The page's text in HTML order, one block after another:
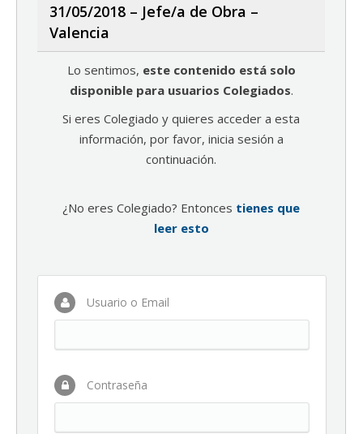
31/05/2018 – Jefe/a de Obra –
Valencia
Lo sentimos, este contenido está solo
disponible para usuarios Colegiados.
Si eres Colegiado y quieres acceder a esta
información, por favor, inicia sesión a
continuación.
¿No eres Colegiado? Entonces tienes que
leer esto
Usuario o Email
Contraseña